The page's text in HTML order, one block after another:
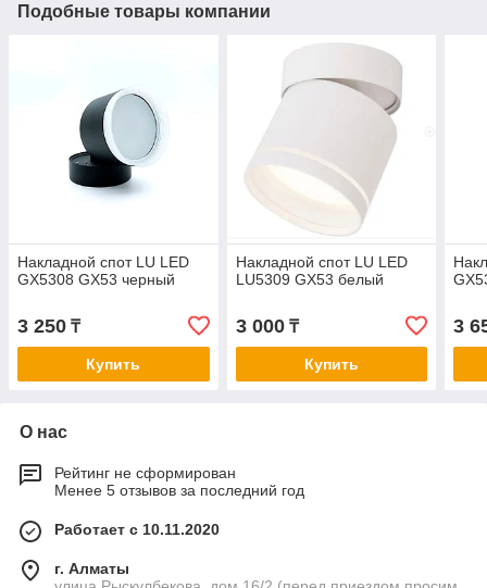
Подобные товары компании
Накладной спот LU LED
GX5308 GX53 черный
3 250 ₸
Купить
Накладной спот LU LED
LU5309 GX53 белый
3 000₸
Купить
3
О нас
Рейтинг не сформирован
Менее 5 отзывов за последний год
Работает с 10.11.2020
г. Алматы